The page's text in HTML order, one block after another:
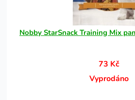
Nobby StarSnack Training Mix
73 Kč
Vyprodáno